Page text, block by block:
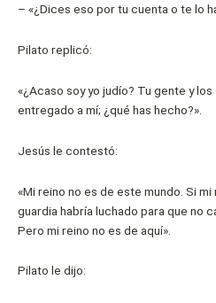
– «¿Dices eso por tu cuenta o te lo
Pilato replicó:
«¿Acaso soy yo judío? Tu gente y
entregado a mí; ¿qué has hecho?».
Jesús le contestó:
«Mi reino no es de este mundo. Si
guardia habría luchado para que no
Pero mi reino no es de aquí».
Pilato le dijo: